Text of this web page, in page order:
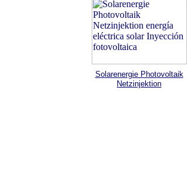
Solarenergie Photovoltaik
Netzinjektion